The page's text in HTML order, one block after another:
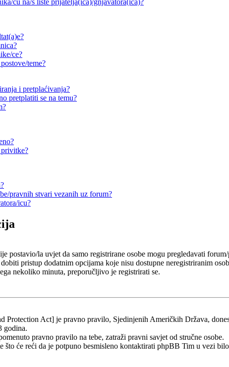
cu na/s liste prijatelja(ica)/gnjavatora(ica)?
ce?
teme?
i pretplaćivanja?
pretplatiti se na temu?
pravnih stvari vezanih uz forum?
icu?
postavio/la uvjet da samo registrirane osobe mogu pregledavati
pristup dodatnim opcijama koje nisu dostupne neregistriranim
nekoliko minuta, preporučljivo je registrirati se.
Protection Act] je pravno pravilo, Sjedinjenih Američkih Država,
godina.
pravno pravilo na tebe, zatraži pravni savjet od stručne osobe.
što će reći da je potpuno besmisleno kontaktirati phpBB Tim u vezi